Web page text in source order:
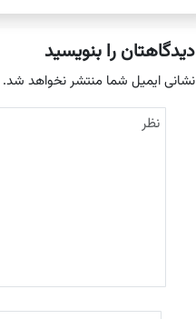
دیدگاهتان را بنویسید
نشانی ایمیل شما منتشر نخواهد شد.